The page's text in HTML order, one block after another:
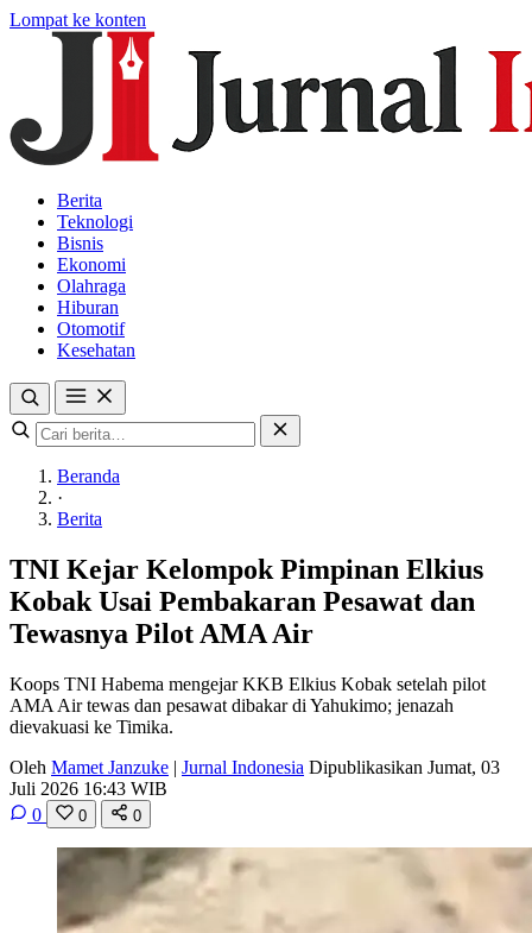
Lompat ke konten
Berita
Teknologi
Bisnis
Ekonomi
Olahraga
Hiburan
Otomotif
Kesehatan
Beranda
·
Berita
TNI Kejar Kelompok Pimpinan Elkius
Kobak Usai Pembakaran Pesawat dan
Tewasnya Pilot AMA Air
Koops TNI Habema mengejar KKB Elkius Kobak setelah pilot
AMA Air tewas dan pesawat dibakar di Yahukimo; jenazah
dievakuasi ke Timika.
Oleh Mamet Janzuke | Jurnal Indonesia Dipublikasikan Jumat, 03
Juli 2026 16:43 WIB
0
0 0